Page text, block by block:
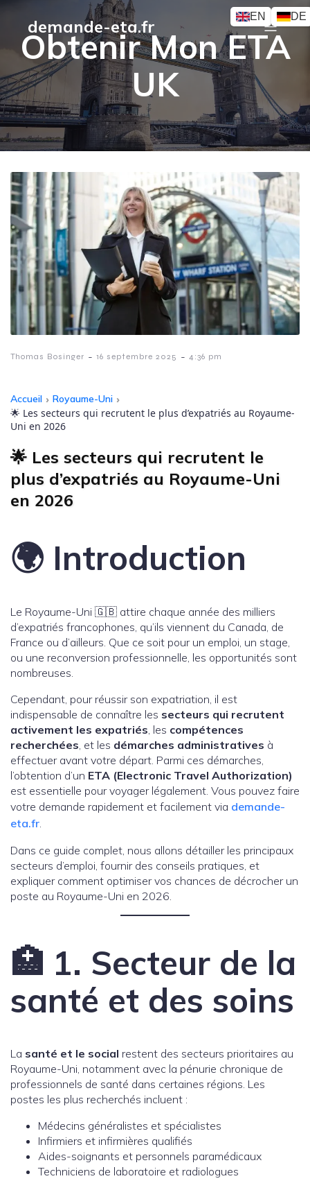
demande-eta.fr
Obtenir Mon ETA
UK
Thomas Bosinger - 16 septembre 2025 - 4:36 pm
Accueil › Royaume-Uni ›
🌟 Les secteurs qui recrutent le plus d’expatriés au Royaume-
Uni en 2026
🌟 Les secteurs qui recrutent le
plus d’expatriés au Royaume-Uni
en 2026
🌍 Introduction
Le Royaume-Uni 🇬🇧 attire chaque année des milliers
d’expatriés francophones, qu’ils viennent du Canada, de
France ou d’ailleurs. Que ce soit pour un emploi, un stage,
ou une reconversion professionnelle, les opportunités sont
nombreuses.
Cependant, pour réussir son expatriation, il est
indispensable de connaître les secteurs qui recrutent
activement les expatriés , les compétences
recherchées , et les démarches administratives à
effectuer avant votre départ. Parmi ces démarches,
l’obtention d’un ETA (Electronic Travel Authorization)
est essentielle pour voyager légalement. Vous pouvez faire
votre demande rapidement et facilement via demande-
eta.fr
Dans ce guide complet, nous allons détailler les principaux
secteurs d’emploi, fournir des conseils pratiques, et
expliquer comment optimiser vos chances de décrocher un
poste au Royaume-Uni en 2026.
🏥 1. Secteur de la
santé et des soins
La santé et le social restent des secteurs prioritaires au
Royaume-Uni, notamment avec la pénurie chronique de
professionnels de santé dans certaines régions. Les
postes les plus recherchés incluent :
Médecins généralistes et spécialistes
Infirmiers et infirmières qualifiés
Aides-soignants et personnels paramédicaux
Techniciens de laboratoire et radiologues
EN DE